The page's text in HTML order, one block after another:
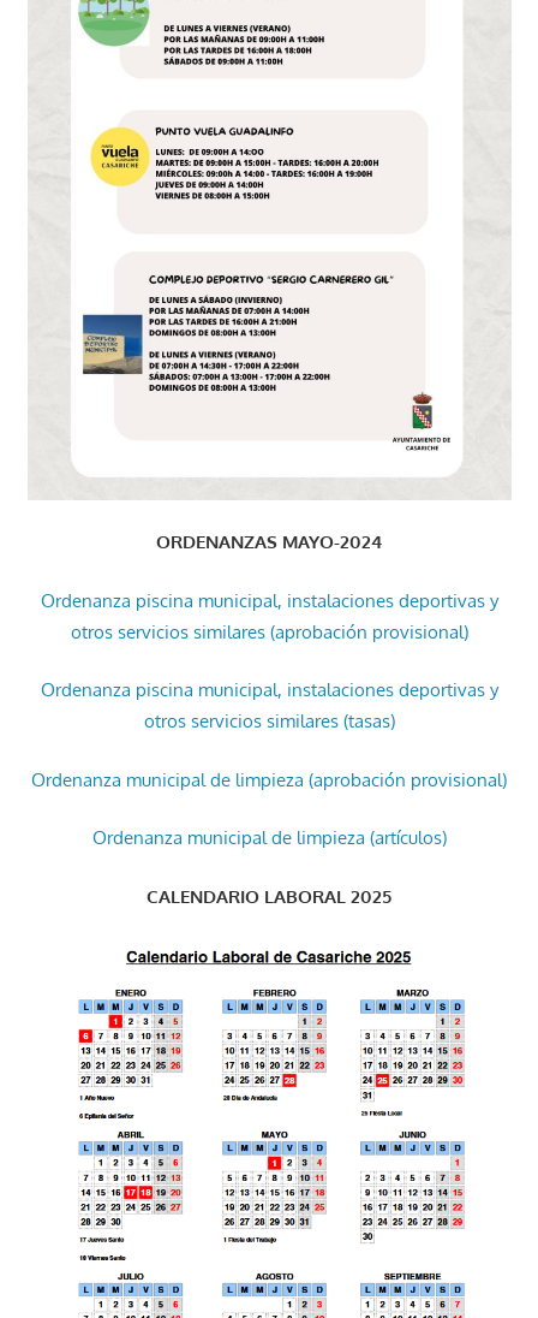
ORDENANZAS MAYO-2024
Ordenanza piscina municipal, instalaciones deportivas y
otros servicios similares (aprobación provisional)
Ordenanza piscina municipal, instalaciones deportivas y
otros servicios similares (tasas)
Ordenanza municipal de limpieza (aprobación provisional)
Ordenanza municipal de limpieza (artículos)
CALENDARIO LABORAL 2025